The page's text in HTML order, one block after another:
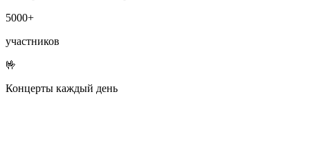
5000+
участников
🤟
Концерты каждый день